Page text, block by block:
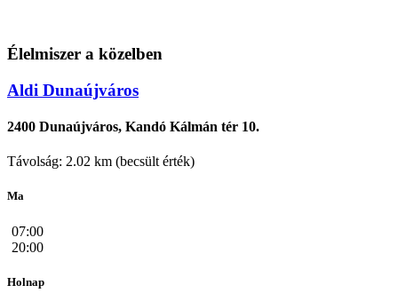
Élelmiszer a közelben
Aldi Dunaújváros
2400 Dunaújváros, Kandó Kálmán tér 10.
Távolság: 2.02 km (becsült érték)
Ma
07:00
20:00
Holnap